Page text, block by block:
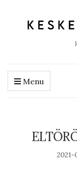
Menu